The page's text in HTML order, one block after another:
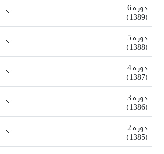
دوره 6
(1389)
دوره 5
(1388)
دوره 4
(1387)
دوره 3
(1386)
دوره 2
(1385)